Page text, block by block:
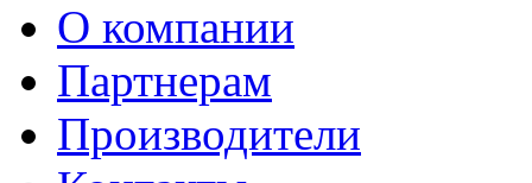
О компании
Партнерам
Производители